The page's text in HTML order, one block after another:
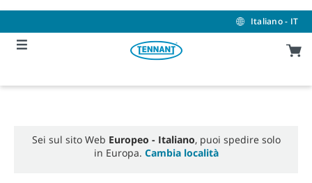
content
navigation
menu
Italiano - IT
Sei sul sito Web Europeo - Italiano, puoi spedire solo
in Europa. Cambia località